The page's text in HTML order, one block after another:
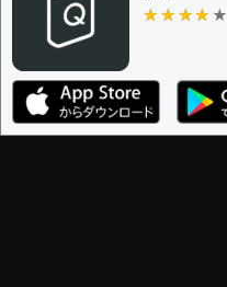
★★★★★
★★★★★